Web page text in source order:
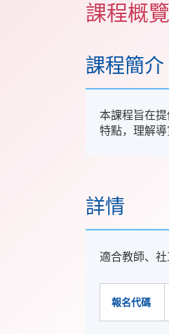
課程概覽
課程簡介
本課程旨在
特點，理解
詳情
適合教師、
報名代碼